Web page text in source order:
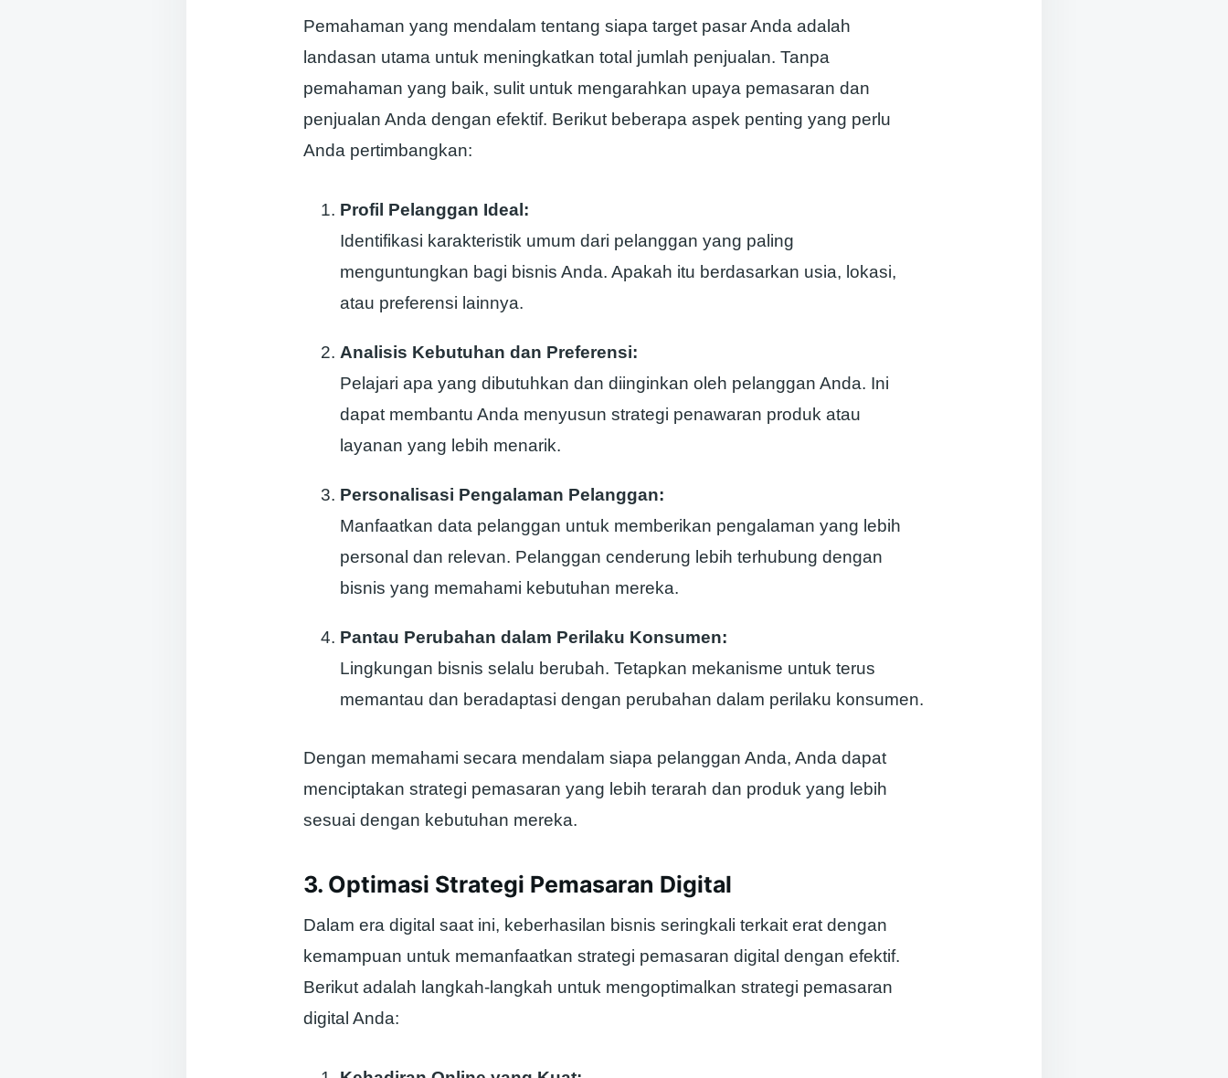
Pemahaman yang mendalam tentang siapa target pasar Anda adalah
landasan utama untuk meningkatkan total jumlah penjualan. Tanpa
pemahaman yang baik, sulit untuk mengarahkan upaya pemasaran dan
penjualan Anda dengan efektif. Berikut beberapa aspek penting yang perlu
Anda pertimbangkan:
Profil Pelanggan Ideal:
Identifikasi karakteristik umum dari pelanggan yang paling
menguntungkan bagi bisnis Anda. Apakah itu berdasarkan usia, lokasi,
atau preferensi lainnya.
Analisis Kebutuhan dan Preferensi:
Pelajari apa yang dibutuhkan dan diinginkan oleh pelanggan Anda. Ini
dapat membantu Anda menyusun strategi penawaran produk atau
layanan yang lebih menarik.
Personalisasi Pengalaman Pelanggan:
Manfaatkan data pelanggan untuk memberikan pengalaman yang lebih
personal dan relevan. Pelanggan cenderung lebih terhubung dengan
bisnis yang memahami kebutuhan mereka.
Pantau Perubahan dalam Perilaku Konsumen:
Lingkungan bisnis selalu berubah. Tetapkan mekanisme untuk terus
memantau dan beradaptasi dengan perubahan dalam perilaku konsumen.
Dengan memahami secara mendalam siapa pelanggan Anda, Anda dapat
menciptakan strategi pemasaran yang lebih terarah dan produk yang lebih
sesuai dengan kebutuhan mereka.
3. Optimasi Strategi Pemasaran Digital
Dalam era digital saat ini, keberhasilan bisnis seringkali terkait erat dengan
kemampuan untuk memanfaatkan strategi pemasaran digital dengan efektif.
Berikut adalah langkah-langkah untuk mengoptimalkan strategi pemasaran
digital Anda: